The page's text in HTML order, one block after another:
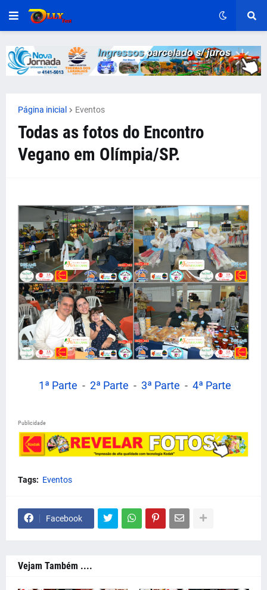
Página inicial Eventos
Todas as fotos do Encontro
Vegano em Olímpia/SP.
1ª Parte - 2ª Parte - 3ª Parte - 4ª Parte
Publicidade
Tags: Eventos
Facebook
Vejam Também ....